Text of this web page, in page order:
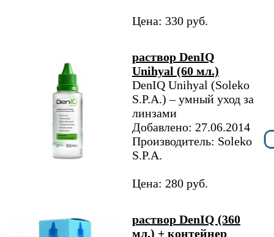
Цена: 330 руб.
раствор DenIQ
Unihyal (60 мл.)
DenIQ Unihyal (Soleko
S.P.A.) – умный уход за
линзами
Добавлено: 27.06.2014
Производитель: Soleko
S.P.A.
Цена: 280 руб.
раствор DenIQ (360
мл.) + контейнер